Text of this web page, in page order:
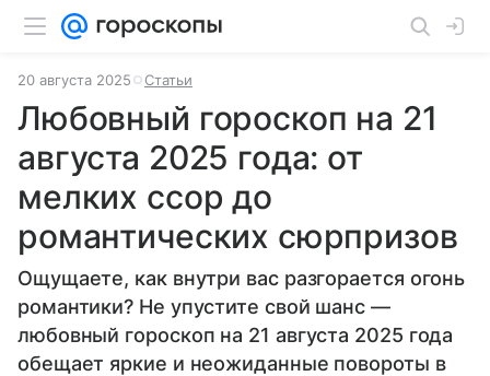
20 августа 2025 Статьи
Любовный гороскоп на 21
августа 2025 года: от
мелких ссор до
романтических сюрпризов
Ощущаете, как внутри вас разгорается огонь
романтики? Не упустите свой шанс —
любовный гороскоп на 21 августа 2025 года
обещает яркие и неожиданные повороты в